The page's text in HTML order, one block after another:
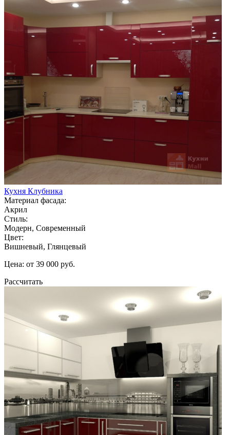
Кухня Клубника
Материал фасада:
Акрил
Стиль:
Модерн, Современный
Цвет:
Вишневый, Глянцевый
Цена: от 39 000 руб.
Рассчитать